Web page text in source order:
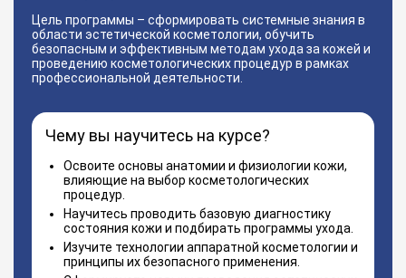
Цель программы – сформировать системные знания в
области эстетической косметологии, обучить
безопасным и эффективным методам ухода за кожей и
проведению косметологических процедур в рамках
профессиональной деятельности.
Чему вы научитесь на курсе?
Освоите основы анатомии и физиологии кожи,
влияющие на выбор косметологических
процедур.
Научитесь проводить базовую диагностику
состояния кожи и подбирать программы ухода.
Изучите технологии аппаратной косметологии и
принципы их безопасного применения.